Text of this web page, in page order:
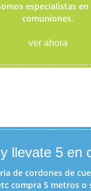
especialistas
comuniones.
ver ahora
llevate 5 en
de cordones de
compra 5 metros o